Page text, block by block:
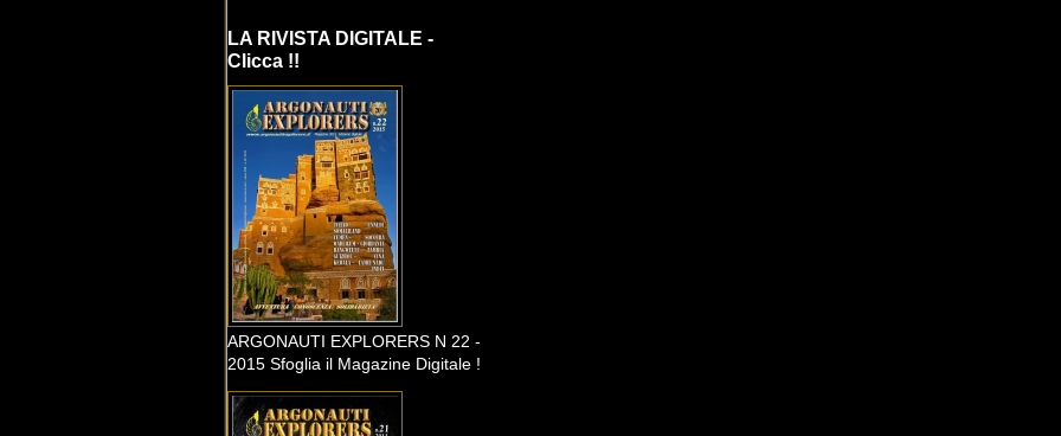
LA RIVISTA DIGITALE -
Clicca !!
ARGONAUTI EXPLORERS N 22 -
2015 Sfoglia il Magazine Digitale !